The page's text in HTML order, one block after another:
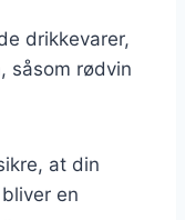
drikkevarer,
såsom rødvin
at din
en